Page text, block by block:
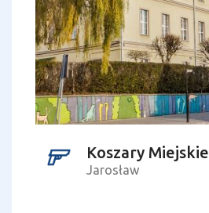
Koszary Miejskie
Jarosław